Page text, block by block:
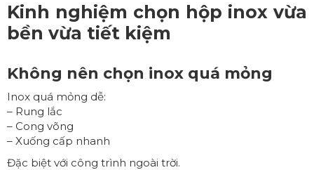
Kinh nghiệm chọn hộp inox vừa
bền vừa tiết kiệm
Không nên chọn inox quá mỏng
Inox quá mỏng dễ:
– Rung lắc
– Cong võng
– Xuống cấp nhanh
Đặc biệt với công trình ngoài trời.